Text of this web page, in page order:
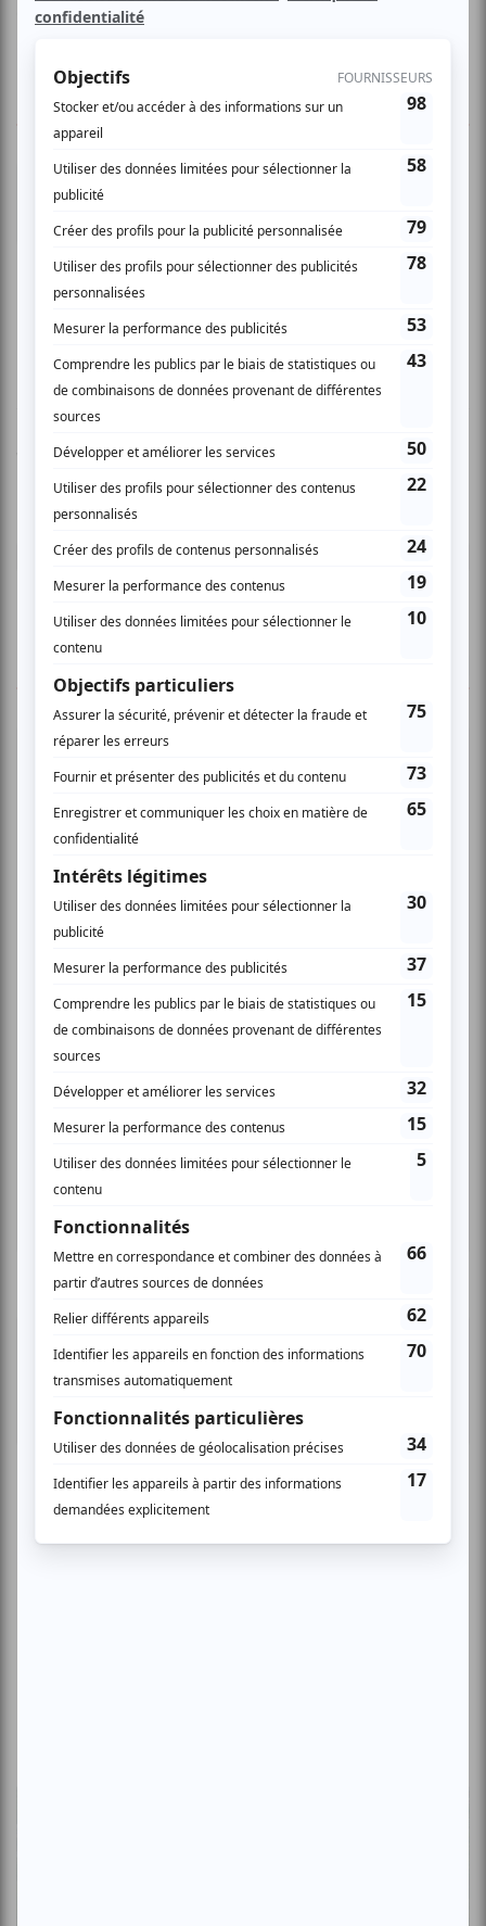
aujourd'hui!
1 COMMENTAIRE DE MEMBRE
Lynda G. - 2008-09-14 04:00:00
n'aurait dit le vrai Bono.... un gars super
bon show ..... comme si c'était le groupe U2 ......
Belle performance .... à voir absolument
Vous devez être connecté pour
donner un avis.
Connectez-vous ici.
TOUTES LES OFFRES
Montréal